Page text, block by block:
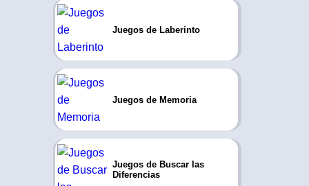
Juegos de Laberinto
Juegos de Memoria
Juegos de Buscar las
Diferencias